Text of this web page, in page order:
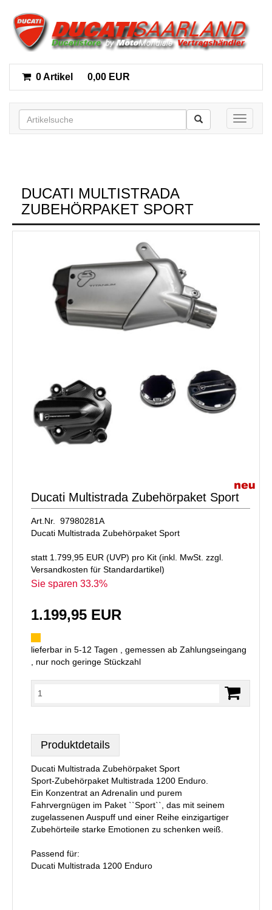
0 Artikel 0,00 EUR
Toggle
DUCATI MULTISTRADA
ZUBEHÖRPAKET SPORT
Ducati Multistrada Zubehörpaket Sport
Art.Nr. 97980281A
Ducati Multistrada Zubehörpaket Sport
statt 1.799,95 EUR (UVP) pro Kit (inkl. MwSt. zzgl.
Versandkosten für Standardartikel)
Sie sparen 33.3%
1.199,95 EUR
lieferbar in 5-12 Tagen , gemessen ab Zahlungseingang
, nur noch geringe Stückzahl
Produktdetails
Ducati Multistrada Zubehörpaket Sport
Sport-Zubehörpaket Multistrada 1200 Enduro.
Ein Konzentrat an Adrenalin und purem
Fahrvergnügen im Paket ``Sport``, das mit seinem
zugelassenen Auspuff und einer Reihe einzigartiger
Zubehörteile starke Emotionen zu schenken weiß.
Passend für:
Ducati Multistrada 1200 Enduro